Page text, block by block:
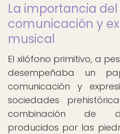
La importancia
comunicación y
musical
El xilófono primitivo, a
desempeñaba un
comunicación y
sociedades
combinación de
producidos por las